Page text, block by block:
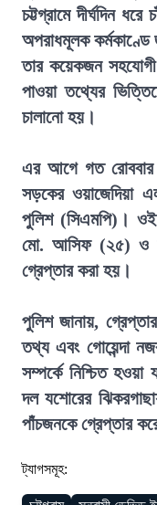
চট্টগ্রামে দীর্ঘদিন
অপরাধমূলক
তার কয়েকজন
পাওয়া তথ্যের
চালানো হয়।
এর আগে গত রোববার
সড়কের ওয়াজেদিয়া
পুলিশ (সিএমপি)।
মো. আসিফ (২৫) ও
গ্রেপ্তার করা হয়।
পুলিশ জানায়,
তথ্য এবং গোয়েন্দা
সম্পর্কে নিশ্চিত
দল যশোরের
পাঁচজনকে গ্রেপ্তার
ট্যাগসমূহ: